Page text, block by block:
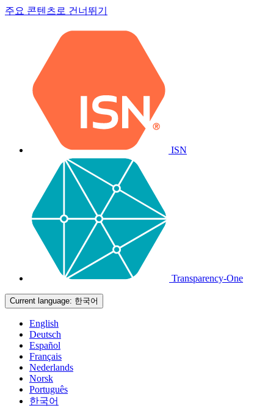
주요 콘텐츠로 건너뛰기
ISN
Transparency-One
Current language: 한국어
English
Deutsch
Español
Français
Nederlands
Norsk
Português
한국어